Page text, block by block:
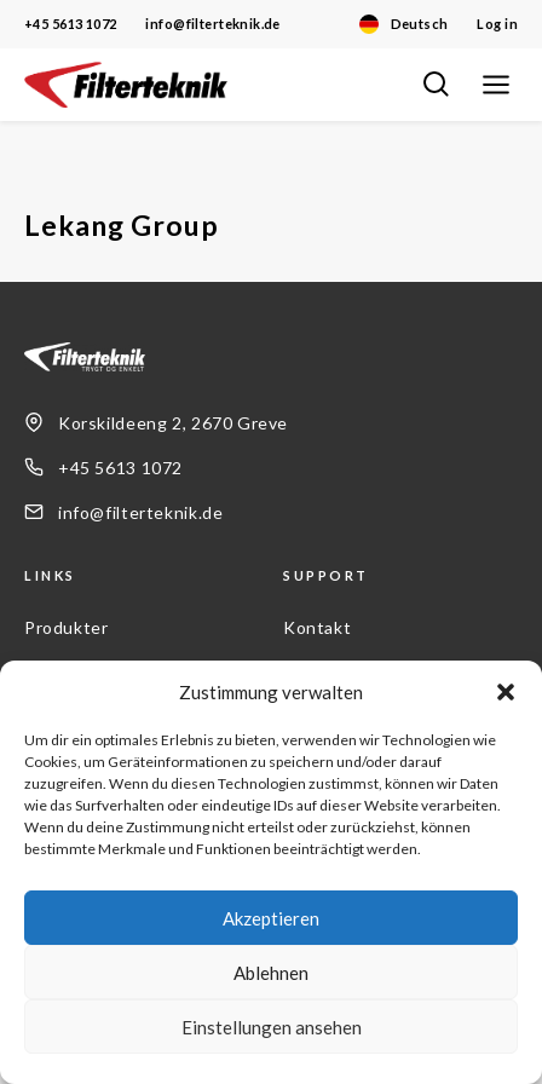
Zustimmung verwalten
Um dir ein optimales Erlebnis zu bieten, verwenden wir Technologien wie
Cookies, um Geräteinformationen zu speichern und/oder darauf
zuzugreifen. Wenn du diesen Technologien zustimmst, können wir Daten
wie das Surfverhalten oder eindeutige IDs auf dieser Website verarbeiten.
Wenn du deine Zustimmung nicht erteilst oder zurückziehst, können
bestimmte Merkmale und Funktionen beeinträchtigt werden.
Akzeptieren
Ablehnen
Einstellungen ansehen
Deutsch Log in
+45 5613 1072 info@filterteknik.de
Skip
Toggle
Lekang Group
Korskildeeng 2, 2670 Greve
+45 5613 1072
info@filterteknik.de
LINKS
Produkter
SUPPORT
Kontakt
Lieferbedingungen
Impressum
©Copyright 2026 Filterteknik Germany all rights reserved